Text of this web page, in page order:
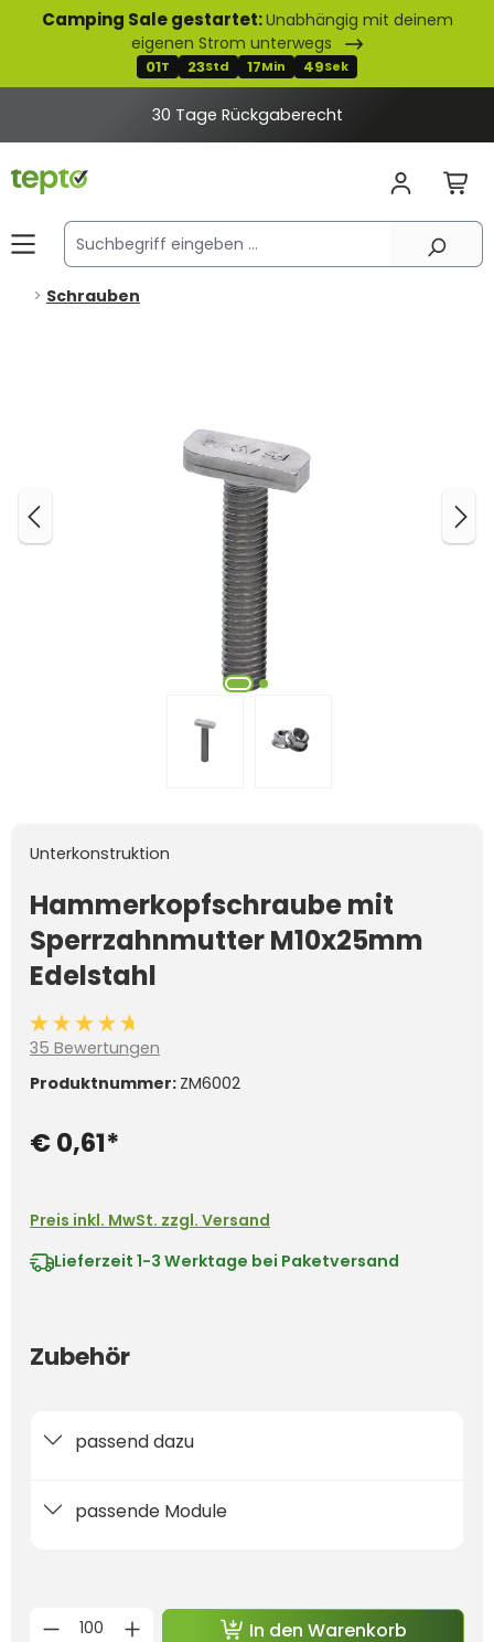
springen
Camping Sale gestartet:Unabhängig mit deinem
eigenen Strom unterwegs
01T 23Std 17Min 48Sek
30 Tage Rückgaberecht
Schrauben
Unterkonstruktion
Hammerkopfschraube mit
Sperrzahnmutter M10x25mm
Edelstahl
Durchschnittliche Bewertung von 4.7 von 5 Sternen
35 Bewertungen
Produktnummer: ZM6002
€ 0,61*
Preis inkl. MwSt. zzgl. Versand
Lieferzeit 1-3 Werktage bei Paketversand
Zubehör
passend dazu
passende Module
Produkt Anzahl: Gib den
In den Warenkorb